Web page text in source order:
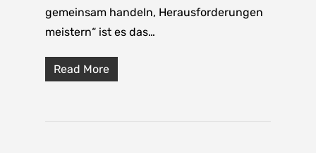
gemeinsam handeln, Herausforderungen
meistern“ ist es das…
Read More